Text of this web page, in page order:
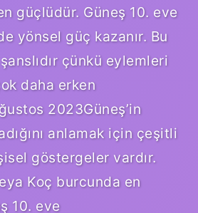
güçlüdür. Güneş 10. eve
yönsel güç kazanır. Bu
çünkü eylemleri
daha erken
2023Güneş’in
anlamak için çeşitli
göstergeler vardır.
Koç burcunda en
10. eve